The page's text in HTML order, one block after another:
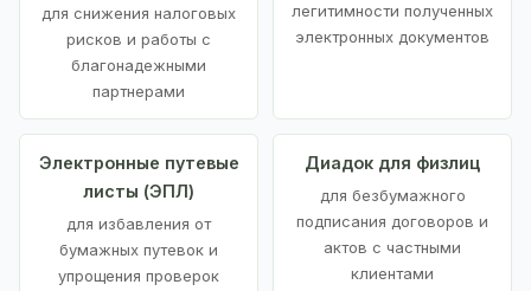
для снижения налоговых
рисков и работы с
благонадежными
партнерами
легитимности полученных
электронных документов
Электронные путевые
листы (ЭПЛ)
для избавления от
бумажных путевок и
упрощения проверок
Диадок для физлиц
для безбумажного
подписания договоров и
актов с частными
клиентами